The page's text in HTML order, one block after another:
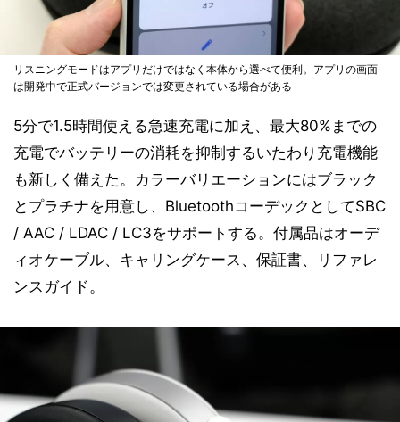
リスニングモードはアプリだけではなく本体から選べて便利。アプリの画面
は開発中で正式バージョンでは変更されている場合がある
5分で1.5時間使える急速充電に加え、最大80%までの
充電でバッテリーの消耗を抑制するいたわり充電機能
も新しく備えた。カラーバリエーションにはブラック
とプラチナを用意し、BluetoothコーデックとしてSBC
/ AAC / LDAC / LC3をサポートする。付属品はオーデ
ィオケーブル、キャリングケース、保証書、リファレ
ンスガイド。